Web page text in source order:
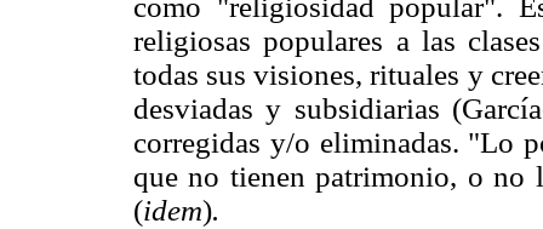
como "religiosidad popular".
religiosas populares a las
todas sus visiones, rituales y
desviadas y subsidiarias
corregidas y/o eliminadas. "Lo
que no tienen patrimonio, o no
(idem).